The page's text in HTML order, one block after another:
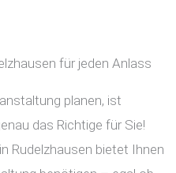
für jeden Anlass
planen, ist
das Richtige für Sie!
Rudelzhausen bietet Ihnen